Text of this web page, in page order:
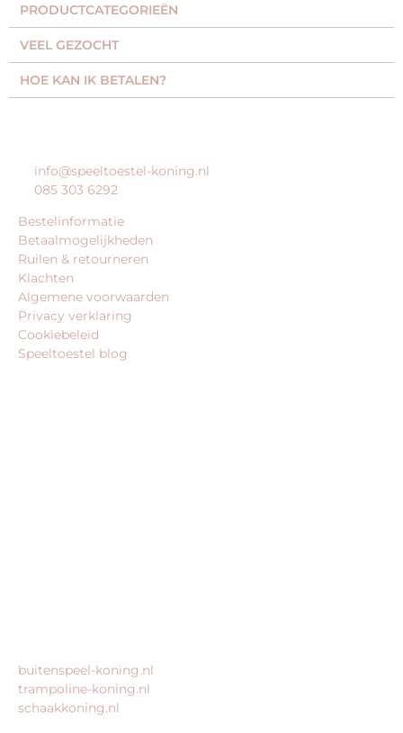
PRODUCTCATEGORIEËN​
VEEL GEZOCHT​
HOE KAN IK BETALEN?
info@speeltoestel-koning.nl
085 303 6292
Bestelinformatie
Betaalmogelijkheden
Ruilen & retourneren
Klachten
Algemene voorwaarden
Privacy verklaring
Cookiebeleid
Speeltoestel blog
buitenspeel-koning.nl
trampoline-koning.nl
schaakkoning.nl